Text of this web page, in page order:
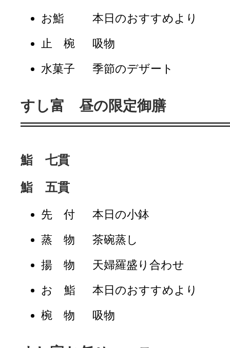
お鮨
本日のおすすめより
止 椀
吸物
水菓子
季節のデザート
すし富 昼の限定御膳
鮨 七貫
鮨 五貫
先 付
本日の小鉢
蒸 物
茶碗蒸し
揚 物
天婦羅盛り合わせ
お 鮨
本日のおすすめより
椀 物
吸物